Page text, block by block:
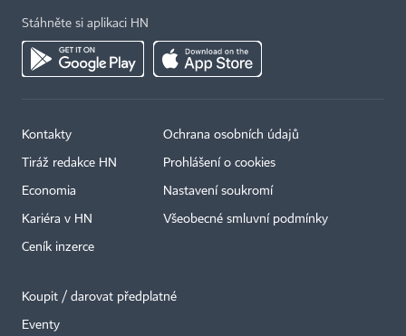
Stáhněte si aplikaci HN
Kontakty
Tiráž redakce HN
Economia
Kariéra v HN
Ceník inzerce
Ochrana osobních údajů
Prohlášení o cookies
Nastavení soukromí
Všeobecné smluvní podmínky
Koupit / darovat předplatné
Eventy